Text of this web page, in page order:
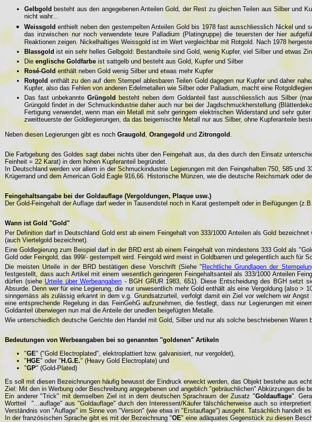
Gelbgold besteht aus den angegebenen Anteilen Gold, der Rest zu gleichen Teilen aus Silber und
nicht wahr...
Weissgold enthielt neben den gestempelten Anteilen Gold bis 1978 fast ausschliesslich Nickel und
das inzwischen nur noch verwendete teure Palladium (Platingruppe) die teuersten der hier
Reaktionen zeigen. Nickelhaltiges Weissgold ist im Wert vergleichbar mit Rotgold. Nach 1978
Blassgold ist ein sehr helles Gelbgold: Bestandteile sind Gold, wenig Kupfer, viel Silber und etwas
Die englische Goldfarbeist sattgelb und besteht aus Gold, Kupfer und Silber
Rosé-Gold enthält neben Gold wenig Silber und etwas mehr Kupfer
Rotgold enthält zu den auf dem Stempel ablesbaren Teilen Gold dagegen nur Kupfer und daher
Kupfer, also das Fehlen von anderen Edelmetallen wie Silber oder Palladium, macht eine
Das fast unbekannte Grüngold
besteht neben dem Goldanteil fast ausschliesslich aus Silber
Grüngold findet in der Schmuckindustrie daher auch nur bei der Jagdschmuckherstellung
Fertigung verwendet, wenn man ein Metall mit sehr geringem elektrischen Widerstand und sehr
zweitteuerste der Goldlegierungen, da das beigemischte Metall nur aus Silber, ohne Kupferanteile
Neben diesen Legierungen gibt es noch Graugold , Orangegold und Zitrongold .
Die Farbgebung des Goldes sagt dabei nichts über den Feingehalt aus, da dies durch den Einsatz
Feinheit = 22 Karat) in dem hohen Kupferanteil begründet.
In Deutschland werden vor allem in der Schmuckindustrie Legierungen mit den Feingehalten 750, 585
Krügerrand und dem American Gold Eagle 916,66. Historische Münzen, wie die deutsche Reichsmark oder
Feingehaltsangabe bei der Goldauflage (Vergoldungen, Plaque usw.)
Der Gold-Feingehalt der Auflage darf weder in Tausendstel noch in Karat gestempelt oder in Beifügungen
Wann ist Gold "Gold"
Per Definition darf in Deutschland Gold erst ab einem Feingehalt von 333/1000 Anteilen als Gold
(auch Viertelgold bezeichnet).
Eine Goldlegierung zum Beispiel darf in der BRD erst ab einem Feingehalt von mindestens 333 Gold als
Gold oder Feingold, das 999/- gestempelt wird. Feingold wird meist in Goldbarren und gelegentlich auch für
Die meisten Urteile in der BRD bestätigen diese Vorschrift (Siehe " Rechtliche Grundlagen der
festgestellt, dass auch Artikel mit einem wesentlich geringeren Feingehaltsanteil als 333/1000 Anteilen
dürfen (siehe Urteile über Werbeangaben - BGH GRUR 1983, 651). Diese Entscheidung des BGH setzt
Absurde. Denn wer für eine Legierung, die nur unwesentlich mehr Gold enthält als eine Vergoldung (also
sinngemäss als zulässig erkannt in dem v.g. Grundsatzurteil, verfolgt damit ein Ziel vor welchem wir
eine entsprechende Regelung in das FeinGehG aufzunehmen, die festlegt, dass nur Legierungen mit
Goldanteil überwiegen nun mal die Anteile der unedlen beigefügten Metalle.
Wie unterschiedlich deutsche Gerichte den Handel mit Gold, Silber und nur als solche beschriebenen Waren
Bedeutungen von Werbeangaben bei so genannten "goldenen" Artikeln
"GE" ("Gold Electroplated", elektroplattiert bzw. galvanisiert, nur vergoldet),
" HGE" oder " H.G.E." (Heavy Gold Electroplate) und
"GP" (Gold-Plated)
Es soll mit diesen Bezeichnungen häufig bewusst der Eindruck erweckt werden, das Objekt bestehe aus
Ziel: Mit den in Werbung oder Beschreibung angegebenen und angeblich "gebräuchlichen" Abkürzungen die
Ein anderer "Trick" mit demselben Ziel ist in dem deutschen Sprachraum der Zusatz "Goldauflage".
Wortteil "...auflage" aus "Goldauflage" durch den Interessent/Käufer fälschlicherweise auch so
Verständnis von "Auflage" im Sinne von "Version" (wie etwa in "Erstauflage") ausgeht. Tatsächlich handelt
In der französischen Sprache gibt es mit der Bezeichnung "OE" eine adäquates Gegenstück zu diesen